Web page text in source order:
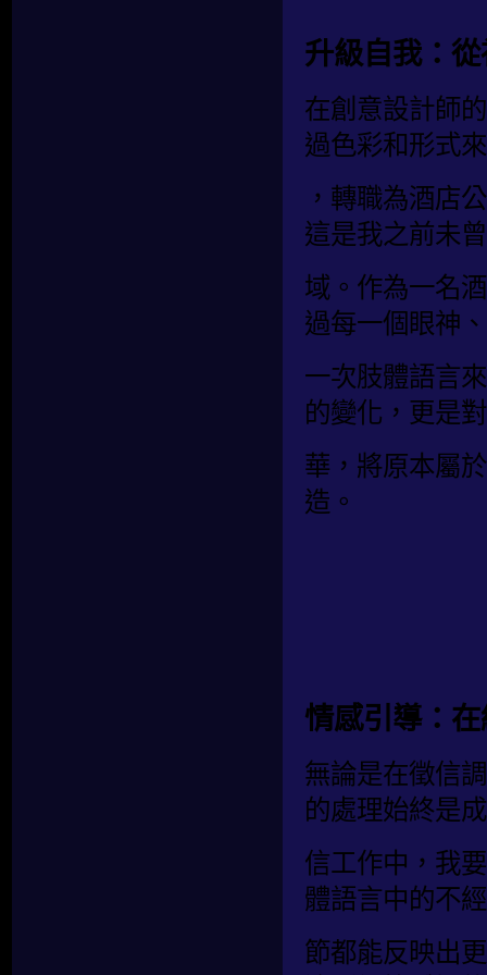
升級自我：
在創意設計師
過色彩和形式
，轉職為酒店
這是我之前未
域。作為一名
過每一個眼神
一次肢體語言
的變化，更是
華，將原本屬
造。
情感引導：
無論是在徵信
的處理始終是
信工作中，我
體語言中的不
節都能反映出